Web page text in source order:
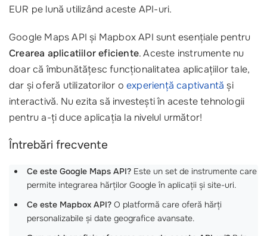
EUR pe lună utilizând aceste API-uri.
Google Maps API și Mapbox API sunt esențiale pentru
Crearea aplicatiilor eficiente. Aceste instrumente nu
doar că îmbunătățesc funcționalitatea aplicațiilor tale,
dar și oferă utilizatorilor o experiență captivantă și
interactivă. Nu ezita să investești în aceste tehnologii
pentru a-ți duce aplicația la nivelul următor!
Întrebări frecvente
Ce este Google Maps API? Este un set de instrumente care
permite integrarea hărților Google în aplicații și site-uri.
Ce este Mapbox API? O platformă care oferă hărți
personalizabile și date geografice avansate.